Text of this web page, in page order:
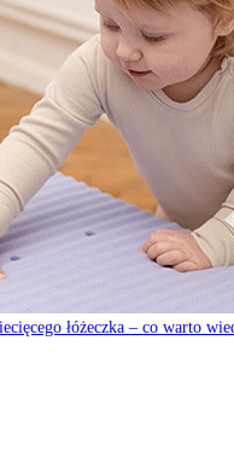
łóżeczka – co warto